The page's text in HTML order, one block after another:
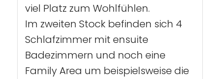
viel Platz zum Wohlfühlen.
Im zweiten Stock befinden sich 4
Schlafzimmer mit ensuite
Badezimmern und noch eine
Family Area um beispielsweise die